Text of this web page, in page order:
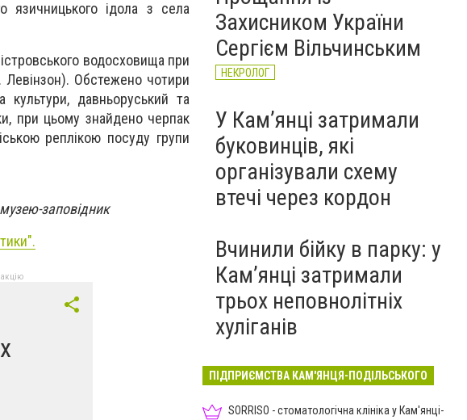
язичницького ідола з села
водосховища при
Левінзон). Обстежено чотири
культури, давньоруський та
при цьому знайдено черпак
реплікою посуду групи
заповідник
".
Захисником України
Сергієм Вільчинським
НЕКРОЛОГ
У Кам’янці затримали
буковинців, які
організували схему
втечі через кордон
Вчинили бійку в парку: у
Кам’янці затримали
трьох неповнолітніх
хуліганів
ПІДПРИЄМСТВА КАМ'ЯНЦЯ-ПОДІЛЬСЬКОГО
SORRISO - стоматологічна клініка у Кам'янці-